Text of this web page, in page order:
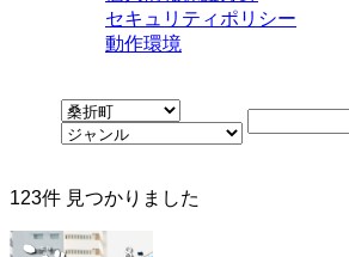
セキュリティポリシー
動作環境
123件 見つかりました